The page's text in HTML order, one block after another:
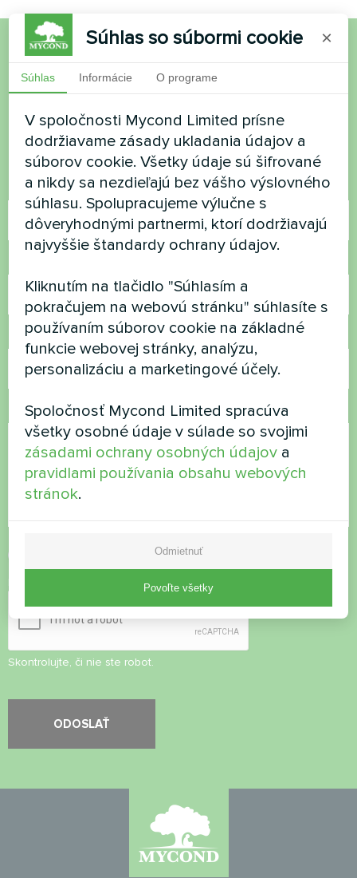
Chcete si kúpiť alebo máte
otázky?
Kontaktujte nás a my vám pomôžeme
Názov
E-mail
Komentár
zásady ochrany osobných údajov
Skontrolujte, či nie ste robot.
Súhlas so súbormi cookie ×
Súhlas Informácie O programe
V spoločnosti Mycond Limited prísne
dodržiavame zásady ukladania údajov a
súborov cookie. Všetky údaje sú šifrované
a nikdy sa nezdieľajú bez vášho výslovného
súhlasu. Spolupracujeme výlučne s
dôveryhodnými partnermi, ktorí dodržiavajú
najvyššie štandardy ochrany údajov.
Kliknutím na tlačidlo "Súhlasím a
pokračujem na webovú stránku" súhlasíte s
používaním súborov cookie na základné
funkcie webovej stránky, analýzu,
personalizáciu a marketingové účely.
Spoločnosť Mycond Limited spracúva
všetky osobné údaje v súlade so svojimi
zásadami ochrany osobných údajov a
pravidlami používania obsahu webových
stránok.
Odmietnuť
Povoľte všetky